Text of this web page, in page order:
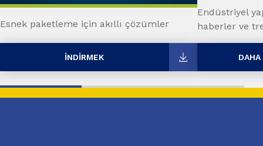
Esnek paketleme için akıllı çözümler
İNDIRMEK
Endüstriyel
haberler ve